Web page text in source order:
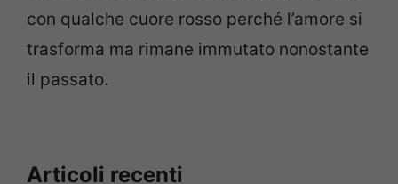
con qualche cuore rosso perché l’amore si
trasforma ma rimane immutato nonostante
il passato.
Articoli recenti